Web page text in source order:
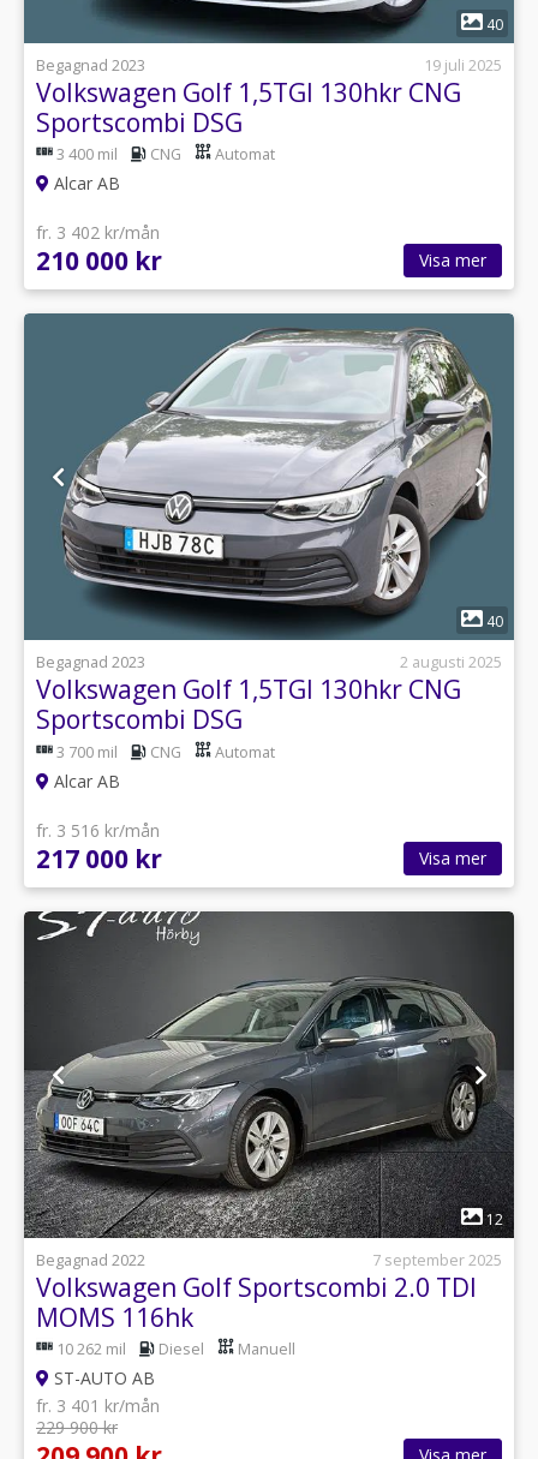
1
40
Begagnad 2023
19 juli 2025
Volkswagen Golf 1,5TGI 130hkr CNG
Sportscombi DSG
3 400 mil CNG Automat
Alcar AB
fr. 3 402 kr/mån
210 000 kr Visa mer
40
Begagnad 2023
2 augusti 2025
Volkswagen Golf 1,5TGI 130hkr CNG
Sportscombi DSG
3 700 mil CNG Automat
Alcar AB
fr. 3 516 kr/mån
217 000 kr Visa mer
1
12
Begagnad 2022
7 september 2025
Volkswagen Golf Sportscombi 2.0 TDI
MOMS 116hk
10 262 mil Diesel Manuell
ST-AUTO AB
fr. 3 401 kr/mån
229 900 kr